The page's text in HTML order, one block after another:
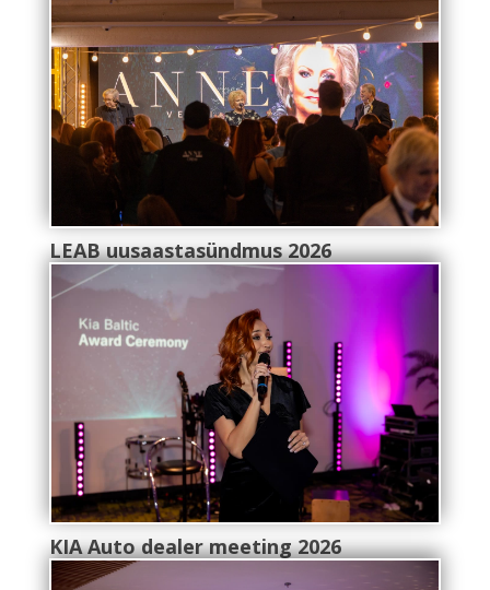
LEAB uusaastasündmus 2026
KIA Auto dealer meeting 2026